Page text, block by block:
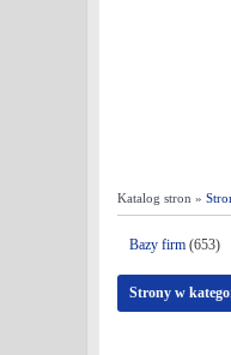
Katalog stron »
Bazy firm (653)
Strony w